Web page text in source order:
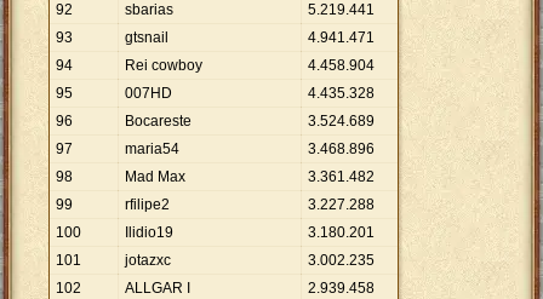
92
sbarias 5.219.441
93
gtsnail 4.941.471
94
Rei cowboy 4.458.904
95
007HD 4.435.328
96
Bocareste 3.524.689
97
maria54 3.468.896
98
Mad Max 3.361.482
99
rfilipe2 3.227.288
100
Ilidio19 3.180.201
101
jotazxc 3.002.235
102
ALLGAR I 2.939.458